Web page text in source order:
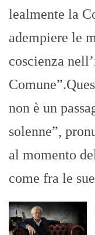
lealmente la
adempiere le
coscienza
non è un
solenne”,
al momento
come fra le